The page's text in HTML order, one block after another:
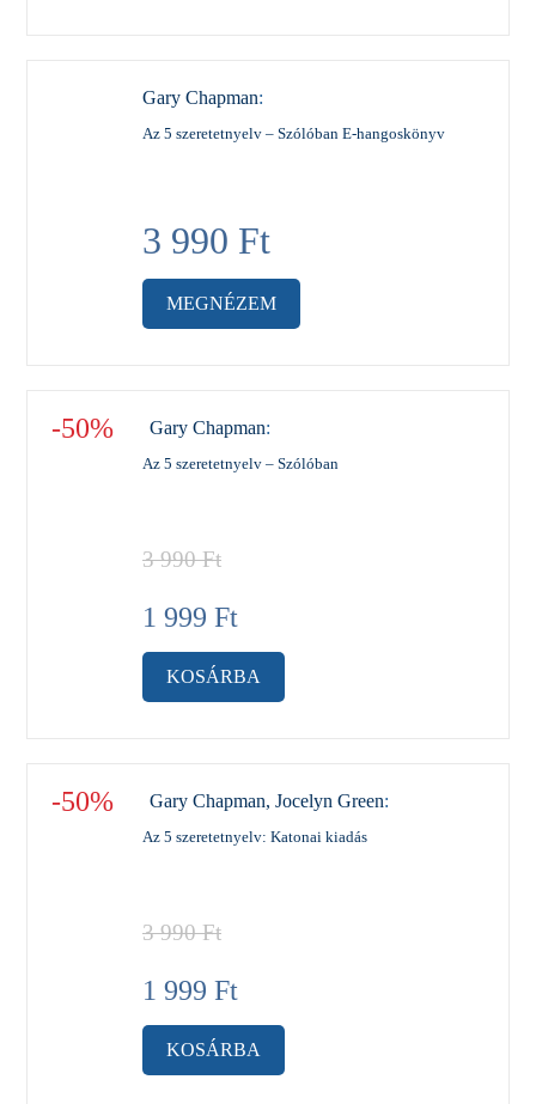
Gary Chapman:
Az 5 szeretetnyelv – Szólóban E-hangoskönyv
3 990 Ft
MEGNÉZEM
-50% Gary Chapman:
Az 5 szeretetnyelv – Szólóban
3 990Ft
1 999 Ft
KOSÁRBA
-50% Gary Chapman, Jocelyn Green:
Az 5 szeretetnyelv: Katonai kiadás
3 990Ft
1 999 Ft
KOSÁRBA